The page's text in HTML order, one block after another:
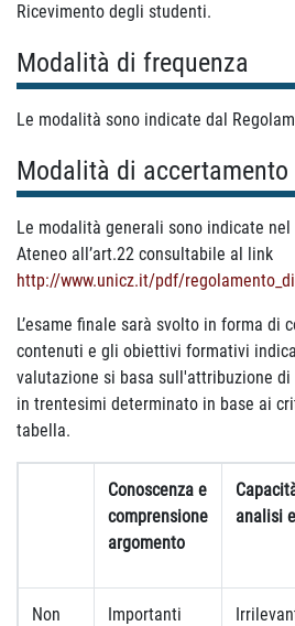
Ricevimento degli studenti.
Modalità di frequenza
Le modalità sono indicate dal
Modalità di accertamento
Le modalità generali sono indicate
Ateneo all’art.22 consultabile al link
http://www.unicz.it/pdf/
L’esame finale sarà svolto in forma di
contenuti e gli obiettivi formativi
valutazione si basa sull'attribuzione
in trentesimi determinato in base ai
tabella.
Conoscenza e
comprensione
argomento
analisi
Non
Importanti